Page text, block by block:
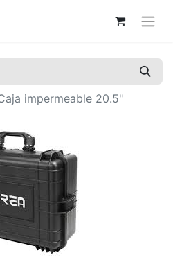
impermeable 20.5"